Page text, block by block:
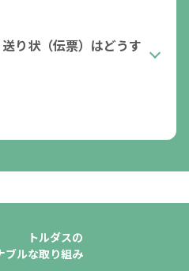
り状（伝票）はどうす
トルダスの
ブルな取り組み